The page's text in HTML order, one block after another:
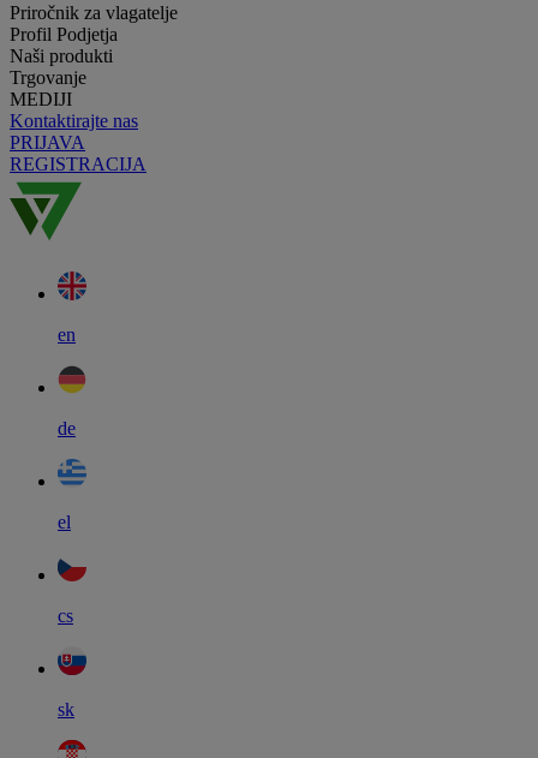
Priročnik za vlagatelje
Profil Podjetja
Naši produkti
Trgovanje
MEDIJI
Kontaktirajte nas
PRIJAVA
REGISTRACIJA
en
de
el
cs
sk